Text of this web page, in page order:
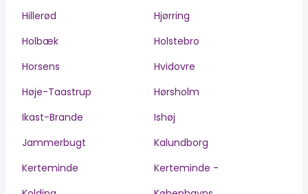
Hillerød
Hjørring
Holbæk
Holstebro
Horsens
Hvidovre
Høje-Taastrup
Hørsholm
Ikast-Brande
Ishøj
Jammerbugt
Kalundborg
Kerteminde
Kerteminde -